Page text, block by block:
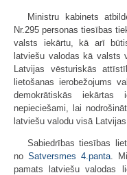
Ministru kabinets
Nr.295 personas tiesības
valsts iekārtu, kā arī
latviešu valodas kā valsts
Latvijas vēsturiskās
lietošanas ierobežojums
demokrātiskās iekārtas
nepieciešami, lai
latviešu valodu visā
Sabiedrības tiesības
no Satversmes 4.panta.
pamats latviešu valodas